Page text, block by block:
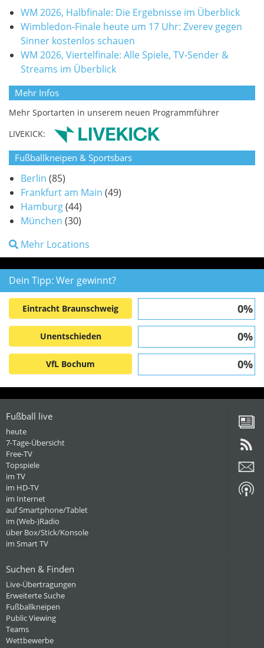
WM 2026, Halbfinale: Die Ergebnisse im Überblick
Wimbledon-Finale heute um 17 Uhr: Zverev gegen
Sinner kostenlos schauen
WM 2026, Viertelfinale: Alle Spiele, TV-Sender &
Streams im Überblick
Mehr Infos
Mehr Sportarten in unserem neuen Programmführer
LIVEKICK:
Fußballkneipen & Sportsbars
Berlin (85)
Frankfurt am Main (49)
Hamburg(44)
München (30)
Mehr Locations
Dein Tipp: Wer gewinnt?
Eintracht Braunschweig 0%
Unentschieden 0%
VfL Bochum 0%
Fußball live
heute
7-Tage-Übersicht
Free-TV
Topspiele
im TV
im HD-TV
im Internet
auf Smartphone/Tablet
im (Web-)Radio
über Box/Stick/Konsole
im Smart TV
Suchen & Finden
Live-Übertragungen
Erweiterte Suche
Fußballkneipen
Public Viewing
Teams
Wettbewerbe